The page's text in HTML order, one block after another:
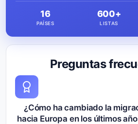
Preguntas
¿Cómo ha cambiado la
hacia Europa en los últimos
16
PAÍSES
600+
LISTAS